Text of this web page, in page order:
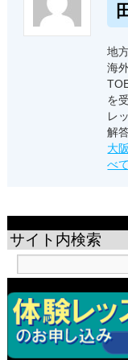
地
海
を
レ
解
大
べ
サイト内検索